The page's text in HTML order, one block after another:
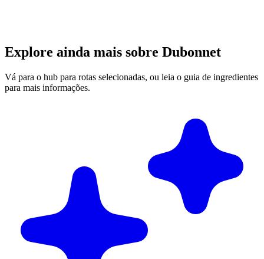
Explore ainda mais sobre Dubonnet
Vá para o hub para rotas selecionadas, ou leia o guia de ingredientes
para mais informações.